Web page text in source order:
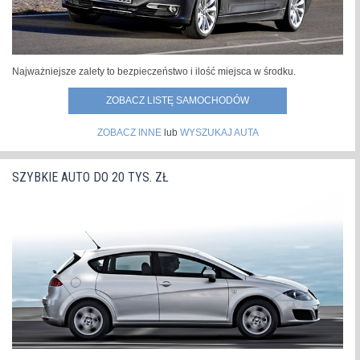
Najważniejsze zalety to bezpieczeństwo i ilość miejsca w środku.
ZOBACZ LISTĘ SAMOCHODÓW
ZOBACZ INNElub WYSZUKAJ AUTA
SZYBKIE AUTO DO 20 TYS. ZŁ